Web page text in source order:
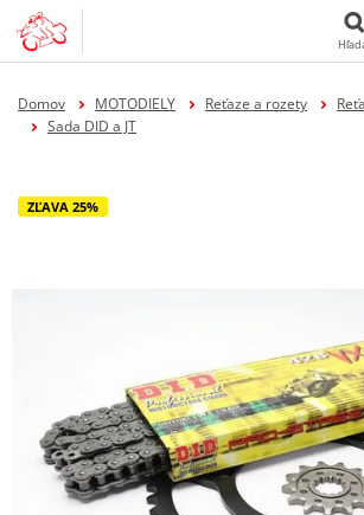
Domov MOTODIELY Reťaze a rozety
Sada DID a JT
ZĽAVA 25%